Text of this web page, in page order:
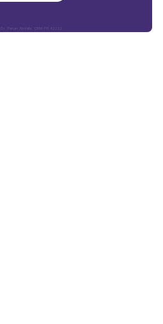
Renan Abdalla, CRM-PR 42232